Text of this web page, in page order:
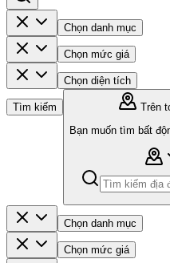
Chọn danh mục
Chọn mức giá
Chọn diện tích
Tìm kiếm
Trên
Bạn muốn tìm bất
Chọn danh mục
Chọn mức giá